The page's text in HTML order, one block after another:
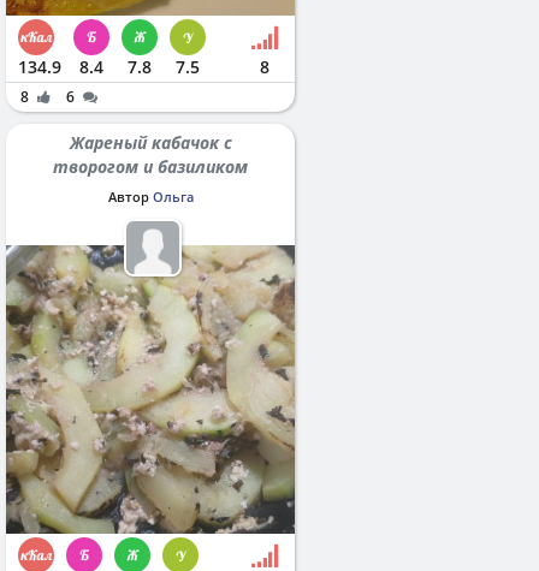
134.9 8.4 7.8 7.5 8
8 6
Жареный кабачок с
творогом и базиликом
Автор Ольга